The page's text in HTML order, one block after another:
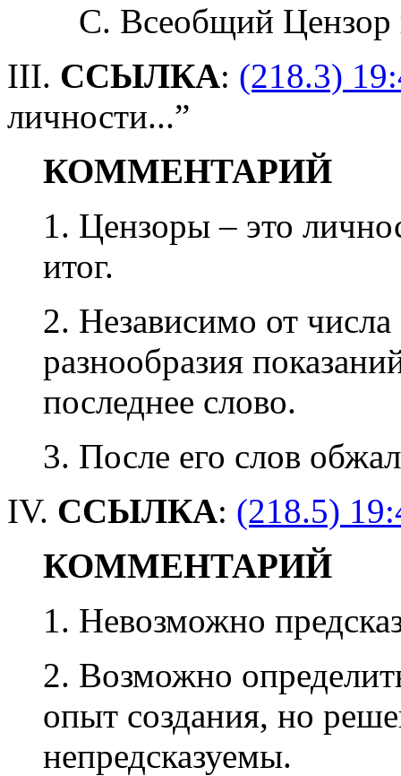
C. Всеобщий Цензор
III. ССЫЛКА: (218.3)
личности...”
КОММЕНТАРИЙ
1. Цензоры – это
итог.
2. Независимо от числа
разнообразия
последнее слово.
3. После его слов
IV. ССЫЛКА: (218.5)
КОММЕНТАРИЙ
1. Невозможно
2. Возможно
опыт создания, но
непредсказуемы.